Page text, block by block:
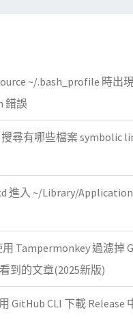
電
內
範
本
t
e
p
l
a
t
e
~/.bash_profile 時出
錯誤
尋有哪些檔案 symbolic
進入 ~/Library/
Tampermonkey 過濾掉
到的文章(2025新版)
GitHub CLI 下載 Release